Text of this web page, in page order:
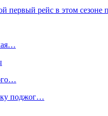
первый рейс в этом сезоне
поджог…